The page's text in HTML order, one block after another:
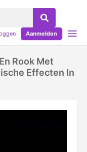
Aanmelden
Rook Met
Effecten In